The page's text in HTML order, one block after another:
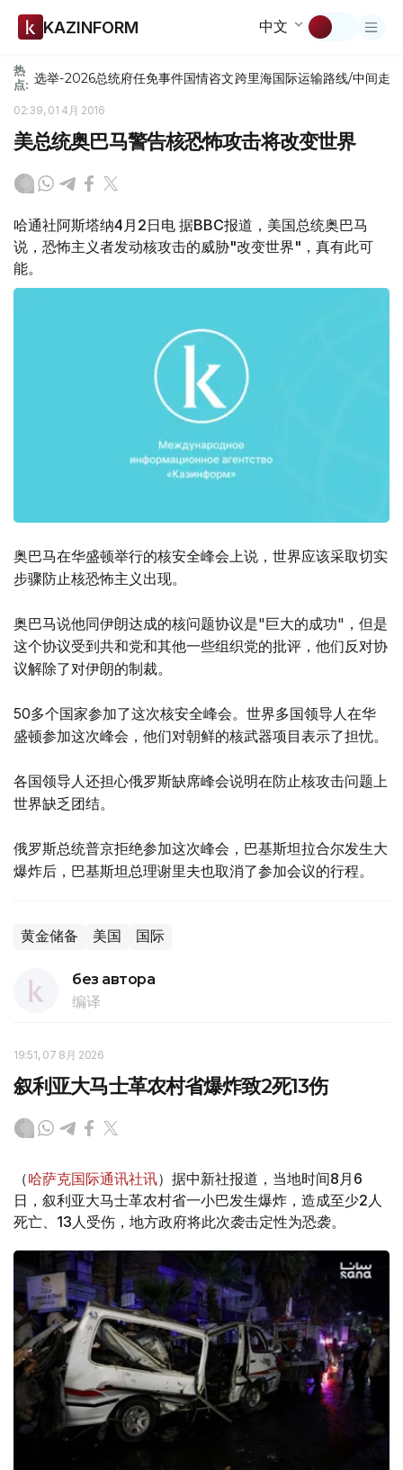
KAZINFORM 中文
热
点: 选举-2026总统府任免事件国情咨文跨里海国际运输路线/中间走廊
02:39, 01 4月 2016
美总统奥巴马警告核恐怖攻击将改变世界
哈通社阿斯塔纳4月2日电 据BBC报道，美国总统奥巴马
说，恐怖主义者发动核攻击的威胁"改变世界"，真有此可
能。
奥巴马在华盛顿举行的核安全峰会上说，世界应该采取切实
步骤防止核恐怖主义出现。
奥巴马说他同伊朗达成的核问题协议是"巨大的成功"，但是
这个协议受到共和党和其他一些组织党的批评，他们反对协
议解除了对伊朗的制裁。
50多个国家参加了这次核安全峰会。世界多国领导人在华
盛顿参加这次峰会，他们对朝鲜的核武器项目表示了担忧。
各国领导人还担心俄罗斯缺席峰会说明在防止核攻击问题上
世界缺乏团结。
俄罗斯总统普京拒绝参加这次峰会，巴基斯坦拉合尔发生大
爆炸后，巴基斯坦总理谢里夫也取消了参加会议的行程。
黄金储备 美国 国际
без автора
编译
19:51, 07 8月 2026
叙利亚大马士革农村省爆炸致2死13伤
（哈萨克国际通讯社讯）据中新社报道，当地时间8月6
日，叙利亚大马士革农村省一小巴发生爆炸，造成至少2人
死亡、13人受伤，地方政府将此次袭击定性为恐袭。